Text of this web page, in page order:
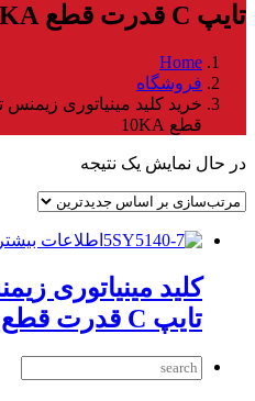
تایپ C قدرت قطع 10KA
Home
فروشگاه
قطع 10KA
در حال نمایش یک نتیجه
اطلاعات بیشتر
تایپ C قدرت قطع 10KA